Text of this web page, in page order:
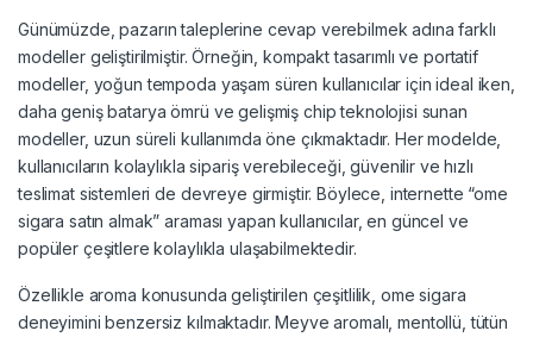
Günümüzde, pazarın taleplerine cevap verebilmek adına farklı
modeller geliştirilmiştir. Örneğin, kompakt tasarımlı ve portatif
modeller, yoğun tempoda yaşam süren kullanıcılar için ideal iken,
daha geniş batarya ömrü ve gelişmiş chip teknolojisi sunan
modeller, uzun süreli kullanımda öne çıkmaktadır. Her modelde,
kullanıcıların kolaylıkla sipariş verebileceği, güvenilir ve hızlı
teslimat sistemleri de devreye girmiştir. Böylece, internette “ome
sigara satın almak” araması yapan kullanıcılar, en güncel ve
popüler çeşitlere kolaylıkla ulaşabilmektedir.
Özellikle aroma konusunda geliştirilen çeşitlilik, ome sigara
deneyimini benzersiz kılmaktadır. Meyve aromalı, mentollü, tütün